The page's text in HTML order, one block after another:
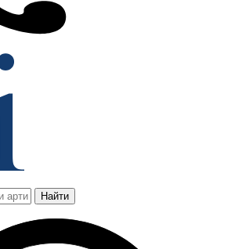
Найти